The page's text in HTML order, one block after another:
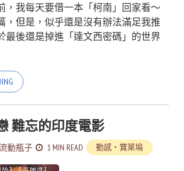
，我每天要借一本「柯南」回家看～
，但是，似乎還是沒有辦法滿足我推
最後還是掉進「達文西密碼」的世界
難忘的印度電影
動瓶子 1 MIN READ 動感‧寶萊塢